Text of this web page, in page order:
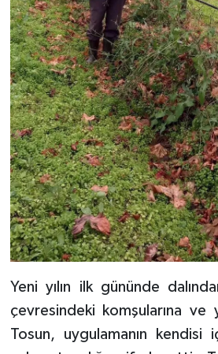
Yeni yılın ilk gününde
çevresindeki komşularına ve
Tosun, uygulamanın